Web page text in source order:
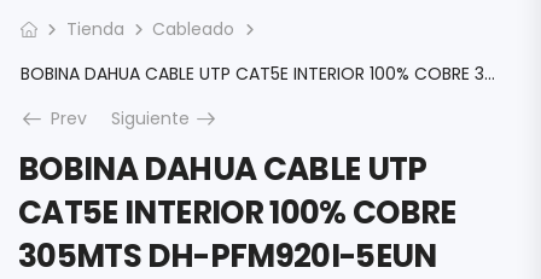
Tienda
Cableado
BOBINA DAHUA CABLE UTP CAT5E INTERIOR 100% COBRE 305MTS DH-PFM920I-5EUN
Prev
Siguiente
BOBINA DAHUA CABLE UTP
CAT5E INTERIOR 100% COBRE
305MTS DH-PFM920I-5EUN